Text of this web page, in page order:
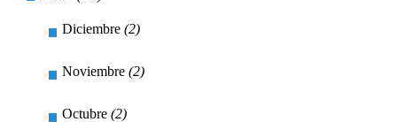
Diciembre (2)
Noviembre (2)
Octubre (2)